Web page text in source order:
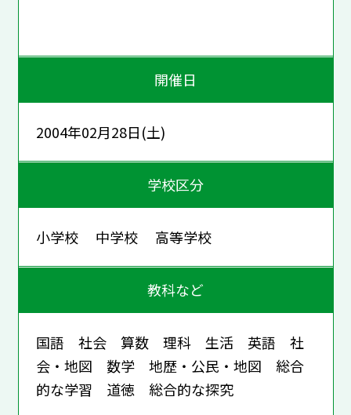
開催日
2004年02月28日(土)
学校区分
小学校 中学校 高等学校
教科など
国語 社会 算数 理科 生活 英語 社
会・地図 数学 地歴・公民・地図 総合
的な学習 道徳 総合的な探究